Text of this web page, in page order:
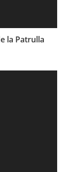
la Patrulla